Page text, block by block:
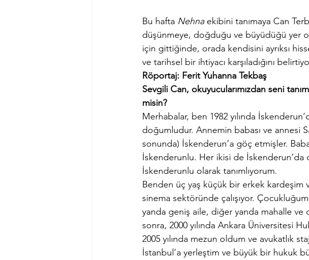
Bu hafta Nehna ekibini tanımaya Can
düşünmeye, doğduğu ve büyüdüğü yer
için gittiğinde, orada kendisini ayrıksı
ve tarihsel bir ihtiyacı karşıladığını
Röportaj: Ferit Yuhanna Tekbaş
Sevgili Can, okuyucularımızdan seni
misin?
Merhabalar, ben 1982 yılında
doğumludur. Annemin babası ve annesi
sonunda) İskenderun’a göç etmişler.
İskenderunlu. Her ikisi de İskenderun’da
İskenderunlu olarak tanımlıyorum.
Benden üç yaş küçük bir erkek kardeşim
sinema sektöründe çalışıyor.
yanda geniş aile, diğer yanda mahalle ve
sonra, 2000 yılında Ankara Üniversitesi
2005 yılında mezun oldum ve avukatlık
İstanbul’a yerleştim ve büyük bir hukuk